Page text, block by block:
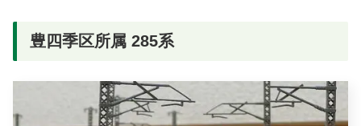
豊四季区所属 285系